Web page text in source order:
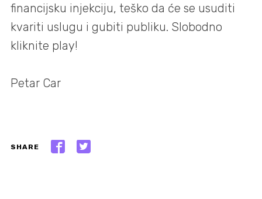
financijsku injekciju, teško da će se usuditi
kvariti uslugu i gubiti publiku. Slobodno
kliknite play!
Petar Car
SHARE